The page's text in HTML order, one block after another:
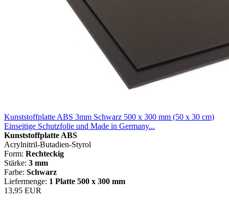
Kunststoffplatte ABS 3mm Schwarz 500 x 300 mm (50 x 30 cm)
Einseitige Schutzfolie und Made in Germany...
Kunststoffplatte ABS
Acrylnitril-Butadien-Styrol
Form: Rechteckig
Stärke: 3 mm
Farbe: Schwarz
Liefermenge: 1 Platte 500 x 300 mm
13,95 EUR